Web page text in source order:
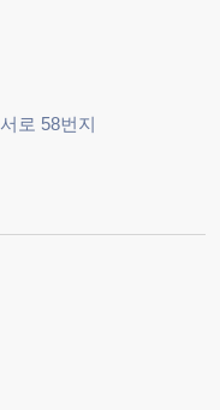
로 58번지